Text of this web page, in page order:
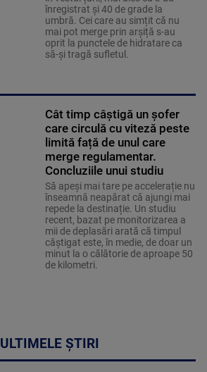
înregistrat și 40 de grade la
umbră. Cei care au simțit că nu
mai pot merge prin arșiță s-au
oprit la punctele de hidratare ca
să-și tragă sufletul.
Cât timp câștigă un șofer
care circulă cu viteză peste
limită față de unul care
merge regulamentar.
Concluziile unui studiu
Să apeși mai tare pe accelerație nu
înseamnă neapărat că ajungi mai
repede la destinație. Un studiu
recent, bazat pe monitorizarea a
mii de deplasări arată că timpul
câștigat este, în medie, de doar un
minut la o călătorie de aproape 50
de kilometri.
ULTIMELE ȘTIRI